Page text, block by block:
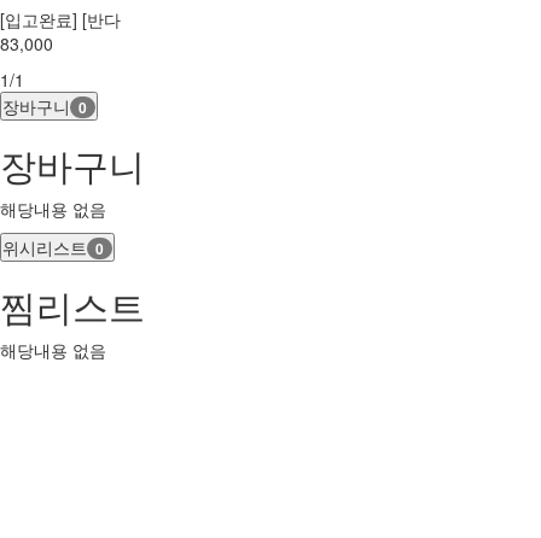
[입고완료] [반다
83,000
1/1
장바구니 0
장바구니
해당내용 없음
위시리스트 0
찜리스트
해당내용 없음